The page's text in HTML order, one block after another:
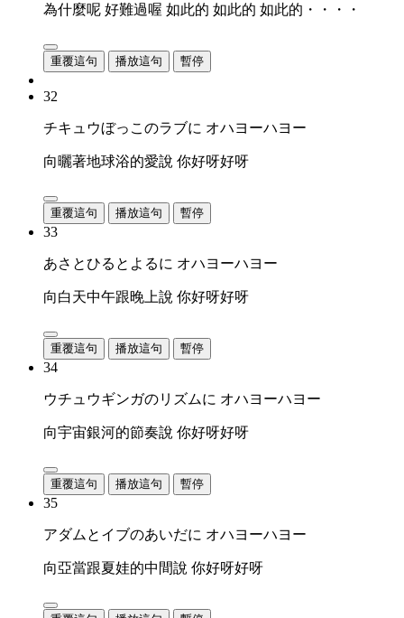
為什麼呢 好難過喔 如此的 如此的 如此的・・・・
重覆這句 播放這句 暫停
32
チキュウぼっこのラブに オハヨーハヨー
向曬著地球浴的愛說 你好呀好呀
重覆這句 播放這句 暫停
33
あさとひるとよるに オハヨーハヨー
向白天中午跟晚上說 你好呀好呀
重覆這句 播放這句 暫停
34
ウチュウギンガのリズムに オハヨーハヨー
向宇宙銀河的節奏說 你好呀好呀
重覆這句 播放這句 暫停
35
アダムとイブのあいだに オハヨーハヨー
向亞當跟夏娃的中間說 你好呀好呀